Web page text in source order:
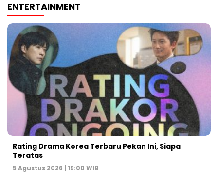
ENTERTAINMENT
Rating Drama Korea Terbaru Pekan Ini, Siapa
Teratas
5 Agustus 2026 | 19:00 WIB